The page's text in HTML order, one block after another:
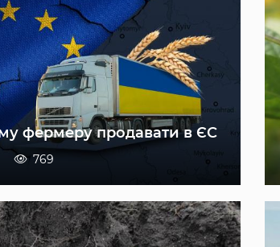
фермеру продавати в ЄС
769